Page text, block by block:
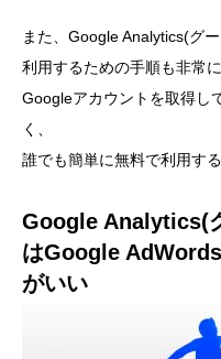
また、Google Analytics(グ
利用するための手順も非常に
Googleアカウントを取得し
く、
誰でも簡単に無料で利用す
Google Analytics(
はGoogle
がいい